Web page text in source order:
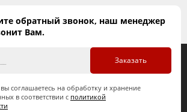
обратный звонок, наш менеджер
Вам.
Заказать
соглашаетесь на обработку и хранение
в соответствии с политикой